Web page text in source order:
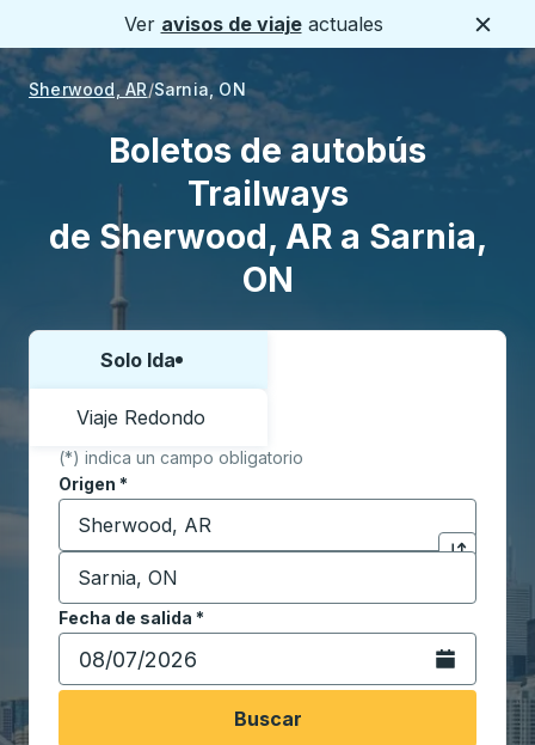
Ver avisos de viajeactuales
Sherwood, AR Sarnia, ON
Boletos de autobús
Trailways
de Sherwood, AR a Sarnia,
ON
Elija una forma o viaje de ida y vuelta:
Solo Ida
Viaje Redondo
(*) indica un campo obligatorio
Origen *
Comience a escribir la ciudad de origen para abrir
Haga clic
Destino*
Comience a escribir la ciudad de destino para
Fecha de salida *
Escriba la fecha en formato de fecha Barra diagonal
Abra el
Buscar